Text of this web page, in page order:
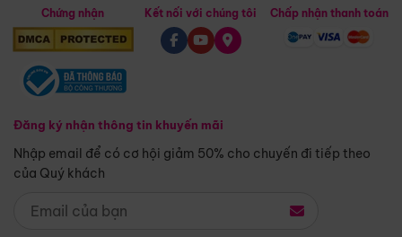
Chứng nhận
Đăng ký nhận thông tin khuyến mãi
Nhập email để có cơ hội giảm 50% cho chuyến đi tiếp theo
của Quý khách
Kết nối với chúng tôi Chấp nhận thanh toán